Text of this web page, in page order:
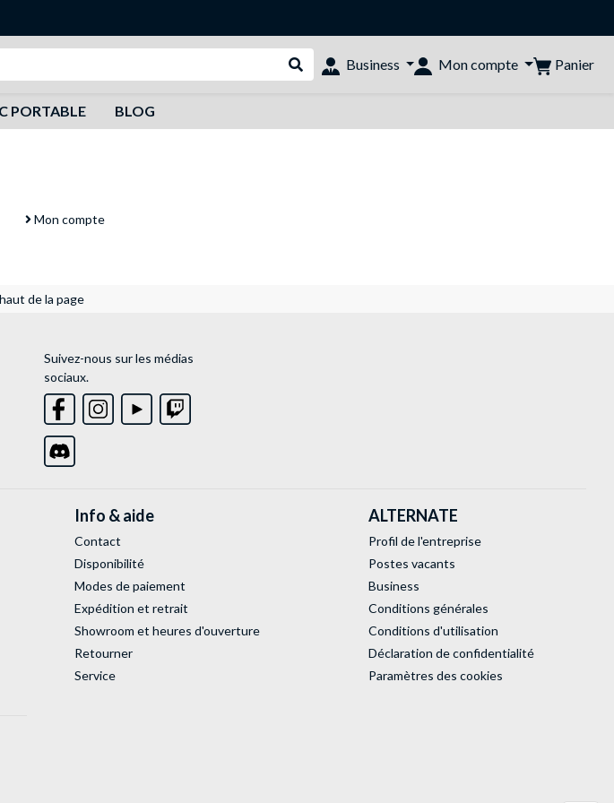
Rechercher dans le shop
Business Mon compte Panier
PORTABLE BLOG
Mon compte
de la page
Suivez-nous sur les médias
sociaux.
Info & aide
Contact
Disponibilité
Modes de paiement
Expédition et retrait
Showroom et heures d'ouverture
Retourner
Service
ALTERNATE
Profil de l'entreprise
Postes vacants
Business
Conditions générales
Conditions d'utilisation
Déclaration de confidentialité
Paramètres des cookies